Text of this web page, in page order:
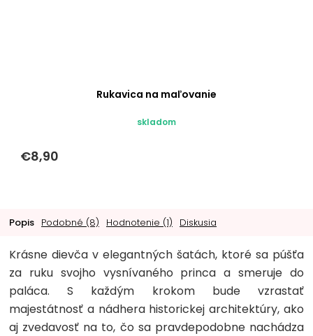
Rukavica na maľovanie
skladom
€8,90
Popis Podobné (8) Hodnotenie (1) Diskusia
Krásne dievča v elegantných šatách, ktoré sa púšťa
za ruku svojho vysnívaného princa a smeruje do
paláca. S každým krokom bude vzrastať
majestátnosť a nádhera historickej architektúry, ako
aj zvedavosť na to, čo sa pravdepodobne nachádza